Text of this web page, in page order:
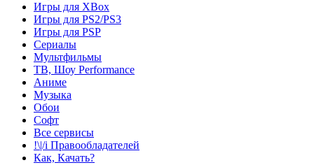
Игры для XBox
Игры для PS2/PS3
Игры для PSP
Сериалы
Мультфильмы
ТВ, Шоу Performance
Аниме
Музыка
Обои
Софт
Все сервисы
!\|/i Правообладателей
Как, Качать?